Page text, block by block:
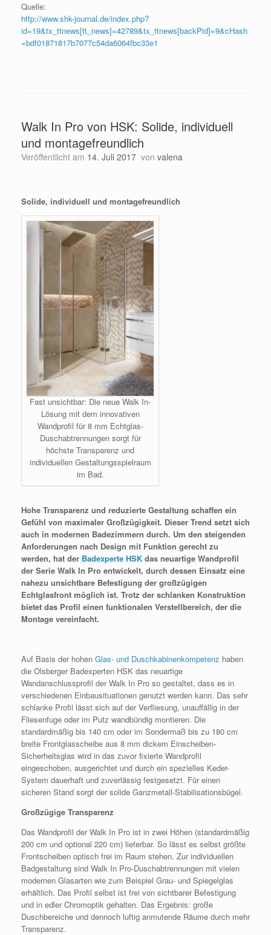
Quelle:
http://www.shk-journal.de/index.php?
id=19&tx_ttnews[tt_news]=42789&tx_ttnews[backPid]=9&cHash
=bdf01871817b7077c54da6064fbc33e1
Walk In Pro von HSK: Solide, individuell
und montagefreundlich
Veröffentlicht am 14. Juli 2017 von valena
Solide, individuell und montagefreundlich
Fast unsichtbar: Die neue Walk In-
Lösung mit dem innovativen
Wandprofil für 8 mm Echtglas-
Duschabtrennungen sorgt für
höchste Transparenz und
individuellen Gestaltungsspielraum
im Bad.
Hohe Transparenz und reduzierte Gestaltung schaffen ein
Gefühl von maximaler Großzügigkeit. Dieser Trend setzt sich
auch in modernen Badezimmern durch. Um den steigenden
Anforderungen nach Design mit Funktion gerecht zu
werden, hat der Badexperte HSK das neuartige Wandprofil
der Serie Walk In Pro entwickelt, durch dessen Einsatz eine
nahezu unsichtbare Befestigung der großzügigen
Echtglasfront möglich ist. Trotz der schlanken Konstruktion
bietet das Profil einen funktionalen Verstellbereich, der die
Montage vereinfacht.
Auf Basis der hohen Glas- und Duschkabinenkompetenz haben
die Olsberger Badexperten HSK das neuartige
Wandanschlussprofil der Walk In Pro so gestaltet, dass es in
verschiedenen Einbausituationen genutzt werden kann. Das sehr
schlanke Profil lässt sich auf der Verfliesung, unauffällig in der
Fliesenfuge oder im Putz wandbündig montieren. Die
standardmäßig bis 140 cm oder im Sondermaß bis zu 180 cm
breite Frontglasscheibe aus 8 mm dickem Einscheiben-
Sicherheitsglas wird in das zuvor fixierte Wandprofil
eingeschoben, ausgerichtet und durch ein spezielles Keder-
System dauerhaft und zuverlässig festgesetzt. Für einen
sicheren Stand sorgt der solide Ganzmetall-Stabilisationsbügel.
Großzügige Transparenz
Das Wandprofil der Walk In Pro ist in zwei Höhen (standardmäßig
200 cm und optional 220 cm) lieferbar. So lässt es selbst größte
Frontscheiben optisch frei im Raum stehen. Zur individuellen
Badgestaltung sind Walk In Pro-Duschabtrennungen mit vielen
modernen Glasarten wie zum Beispiel Grau- und Spiegelglas
erhältlich. Das Profil selbst ist frei von sichtbarer Befestigung
und in edler Chromoptik gehalten. Das Ergebnis: große
Duschbereiche und dennoch luftig anmutende Räume durch mehr
Transparenz.